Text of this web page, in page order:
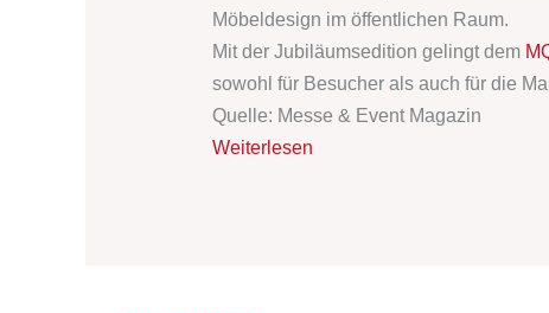
Möbeldesign im öffentlichen Raum.
Mit der Jubiläumsedition gelingt dem
sowohl für Besucher als auch für die
Quelle: Messe & Event Magazin
Weiterlesen